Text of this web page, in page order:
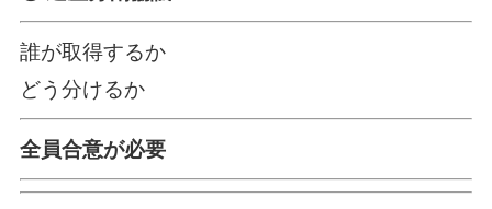
誰が取得するか
どう分けるか
全員合意が必要